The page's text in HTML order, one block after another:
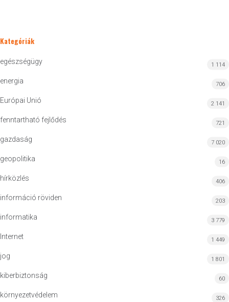
Kategóriák
egészségügy 1 114
energia 706
Európai Unió 2 141
fenntartható fejlődés 721
gazdaság 7 020
geopolitika 16
hírközlés 406
információ röviden 203
informatika 3 779
Internet 1 449
jog 1 801
kiberbiztonság 60
környezetvédelem 326